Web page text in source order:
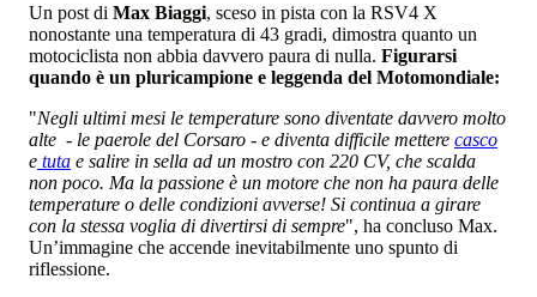
Un post di Max Biaggi, sceso in pista con la RSV4 X
nonostante una temperatura di 43 gradi, dimostra quanto un
motociclista non abbia davvero paura di nulla. Figurarsi
quando è un pluricampione e leggenda del Motomondiale:
"Negli ultimi mesi le temperature sono diventate davvero molto
alte - le paerole del Corsaro - e diventa difficile mettere casco
e tuta e salire in sella ad un mostro con 220 CV, che scalda
non poco. Ma la passione è un motore che non ha paura delle
temperature o delle condizioni avverse! Si continua a girare
con la stessa voglia di divertirsi di sempre", ha concluso Max.
Un’immagine che accende inevitabilmente uno spunto di
riflessione.